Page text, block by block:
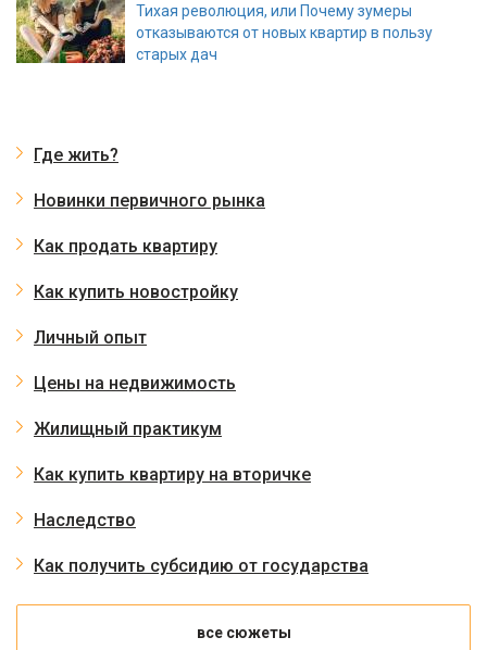
Тихая революция, или Почему зумеры
отказываются от новых квартир в пользу
старых дач
Где жить?
Новинки первичного рынка
Как продать квартиру
Как купить новостройку
Личный опыт
Цены на недвижимость
Жилищный практикум
Как купить квартиру на вторичке
Наследство
Как получить субсидию от государства
все сюжеты